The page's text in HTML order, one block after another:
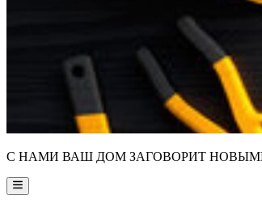
С НАМИ ВАШ ДОМ ЗАГОВОРИТ
Main
Menu